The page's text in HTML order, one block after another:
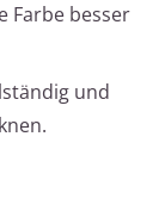
Farbe besser
und